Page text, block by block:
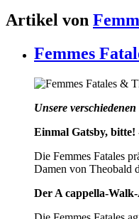
Artikel von
Femmes
Unsere
Einmal Gatsby, bitte!
Die Femmes Fatales
Damen von Theobald
Der A cappella-